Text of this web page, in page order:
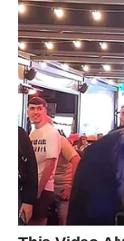
koji se nosi sa
blagostanju
preispitamo
se brzi načini
podsjetiti se da
posvećenost i
nas može postati